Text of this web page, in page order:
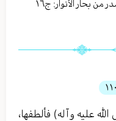
من بحار الأنوار: ج١٦
عليه وآله) فألطفها،